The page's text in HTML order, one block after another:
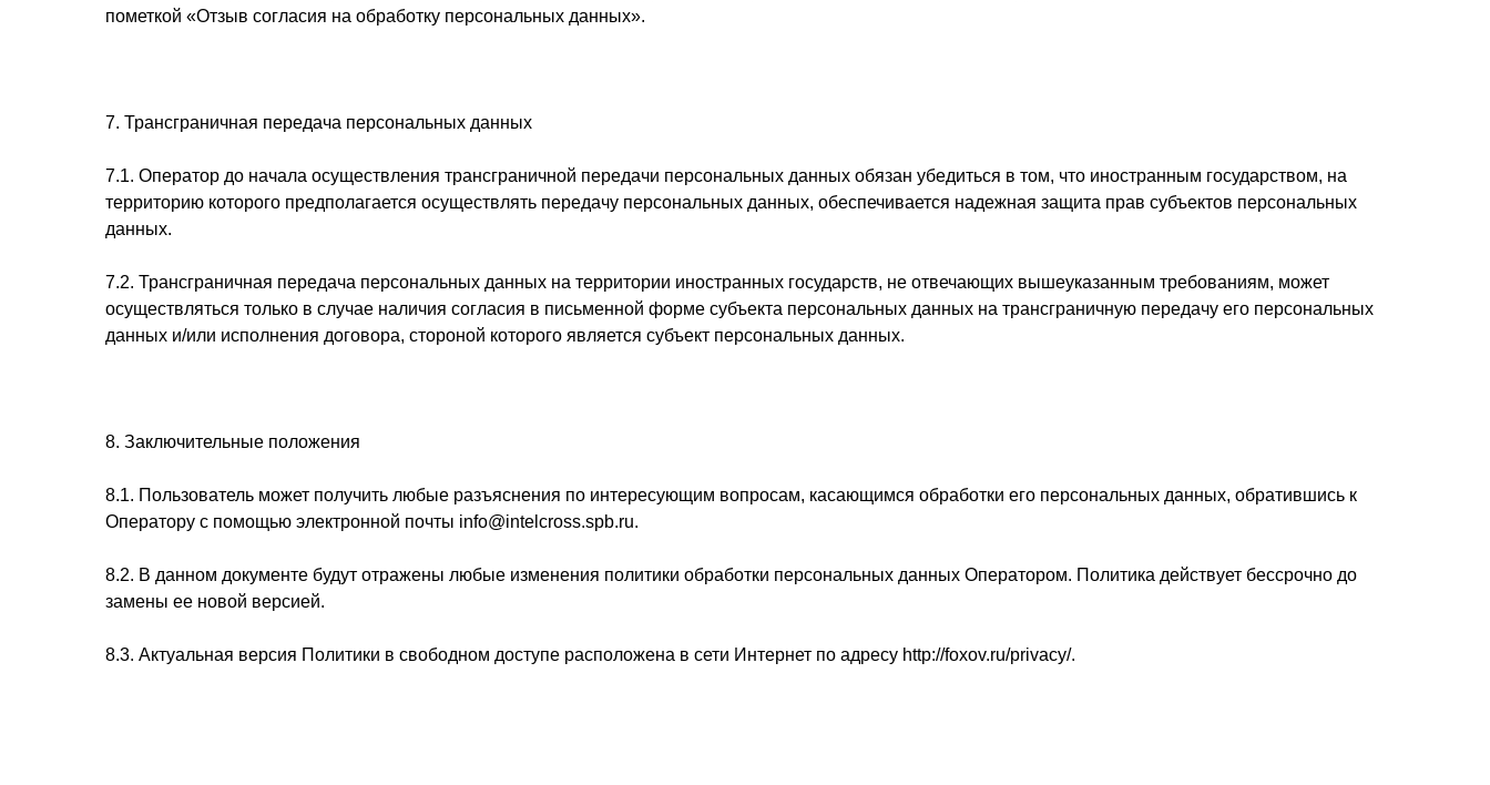
пометкой «Отзыв согласия на обработку персональных данных».
7. Трансграничная передача персональных данных
7.1. Оператор до начала осуществления трансграничной передачи персональных данных обязан убедиться в том, что иностранным государством, на
территорию которого предполагается осуществлять передачу персональных данных, обеспечивается надежная защита прав субъектов персональных
данных.
7.2. Трансграничная передача персональных данных на территории иностранных государств, не отвечающих вышеуказанным требованиям, может
осуществляться только в случае наличия согласия в письменной форме субъекта персональных данных на трансграничную передачу его персональных
данных и/или исполнения договора, стороной которого является субъект персональных данных.
8. Заключительные положения
8.1. Пользователь может получить любые разъяснения по интересующим вопросам, касающимся обработки его персональных данных, обратившись к
Оператору с помощью электронной почты info@intelcross.spb.ru.
8.2. В данном документе будут отражены любые изменения политики обработки персональных данных Оператором. Политика действует бессрочно до
замены ее новой версией.
8.3. Актуальная версия Политики в свободном доступе расположена в сети Интернет по адресу http://foxov.ru/privacy/.